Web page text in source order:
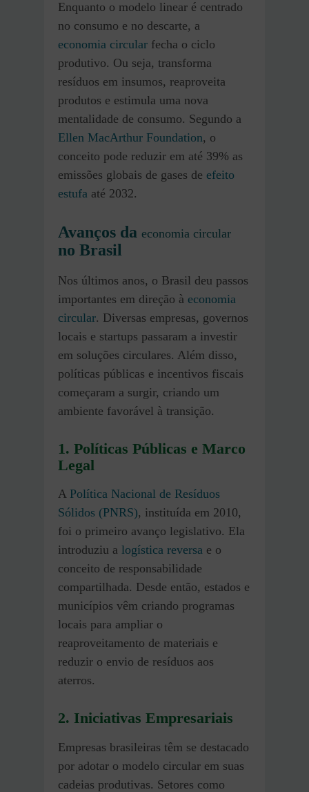
Enquanto o modelo linear é centrado
no consumo e no descarte, a
economia circular fecha o ciclo
produtivo. Ou seja, transforma
resíduos em insumos, reaproveita
produtos e estimula uma nova
mentalidade de consumo. Segundo a
Ellen MacArthur Foundation, o
conceito pode reduzir em até 39% as
emissões globais de gases de efeito
estufa até 2032.
Avanços da economia circular
no Brasil
Nos últimos anos, o Brasil deu passos
importantes em direção à economia
circular. Diversas empresas, governos
locais e startups passaram a investir
em soluções circulares. Além disso,
políticas públicas e incentivos fiscais
começaram a surgir, criando um
ambiente favorável à transição.
1. Políticas Públicas e Marco
Legal
A Política Nacional de Resíduos
Sólidos (PNRS), instituída em 2010,
foi o primeiro avanço legislativo. Ela
introduziu a logística reversa e o
conceito de responsabilidade
compartilhada. Desde então, estados e
municípios vêm criando programas
locais para ampliar o
reaproveitamento de materiais e
reduzir o envio de resíduos aos
aterros.
2. Iniciativas Empresariais
Empresas brasileiras têm se destacado
por adotar o modelo circular em suas
cadeias produtivas. Setores como